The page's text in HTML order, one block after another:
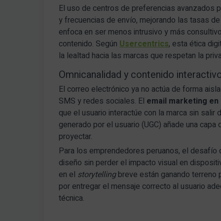
El uso de centros de preferencias
y frecuencias de envío, mejorando las tasas de
enfoca en ser menos intrusivo y más
contenido. SegúnUsercentrics, esta ética
la lealtad hacia las marcas que respetan la
Omnicanalidad y contenido
El correo electrónico ya no actúa de forma
SMS y redes sociales. El email marketing en
que el usuario interactúe con la marca sin salir
generado por el usuario (UGC) añade una
proyectar.
Para los emprendedores peruanos, el desafío
diseño sin perder el impacto visual en
en el storytellingbreve están ganando terreno
por entregar el mensaje correcto al usuario
técnica.